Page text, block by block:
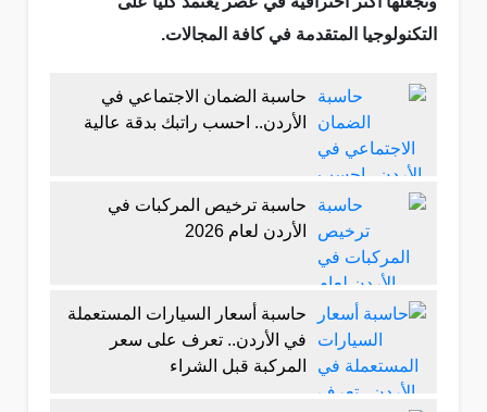
التكنولوجيا المتقدمة في كافة المجالات.
حاسبة الضمان الاجتماعي في
الأردن.. احسب راتبك بدقة عالية
حاسبة ترخيص المركبات في
الأردن لعام 2026
حاسبة أسعار السيارات المستعملة
في الأردن.. تعرف على سعر
المركبة قبل الشراء